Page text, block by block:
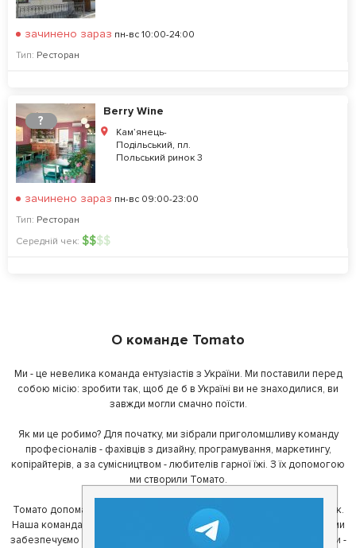
зачинено зараз пн-вс 10:00-24:00
Тип: Ресторан
?
Berry Wine
Кам’янець-
Подільський, пл.
Польський ринок 3
зачинено зараз пн-вс 09:00-23:00
Тип: Ресторан
Середній чек: $$$$
О команде Tomato
Ми - це невелика команда ентузіастів з України. Ми поставили перед
собою місію: зробити так, щоб де б в Україні ви не знаходилися, ви
завжди могли смачно поїсти.
Як ми це робимо? Для початку, ми зібрали приголомшливу команду
професіоналів - фахівців з дизайну, програмування, маркетингу,
копірайтерів, а за сумісництвом - любителів гарної їжі. З їх допомогою
ми створили Томато.
Томато допомагає своїм користувачам знайти цікаві місця неподалік.
Наша команда регулярно зв'язується з ресторанами - таким чином ми
забезпечуємо актуальність інформації. Друга частина нашої команди -